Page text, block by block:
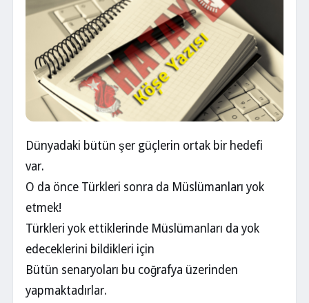
Dünyadaki bütün şer güçlerin ortak bir hedefi
var.
O da önce Türkleri sonra da Müslümanları yok
etmek!
Türkleri yok ettiklerinde Müslümanları da yok
edeceklerini bildikleri için
Bütün senaryoları bu coğrafya üzerinden
yapmaktadırlar.